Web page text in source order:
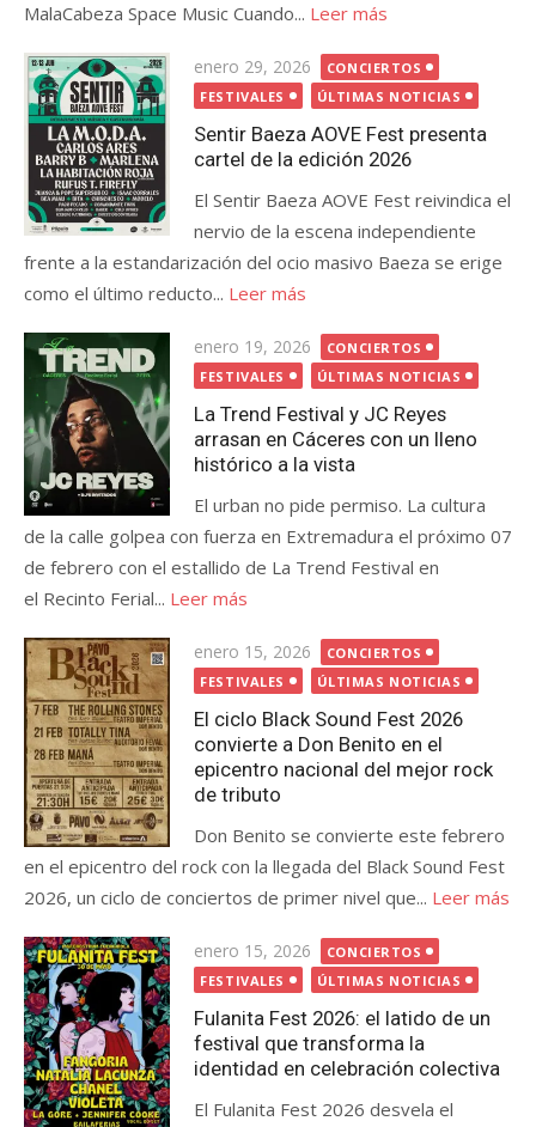
MalaCabeza Space Music Cuando... Leer más
Publicada
el
enero 29, 2026
CONCIERTOS
FESTIVALES
ÚLTIMAS NOTICIAS
Sentir Baeza AOVE Fest presenta
cartel de la edición 2026
El Sentir Baeza AOVE Fest reivindica el
nervio de la escena independiente
frente a la estandarización del ocio masivo Baeza se erige
como el último reducto... Leer más
Publicada
el
enero 19, 2026
CONCIERTOS
FESTIVALES
ÚLTIMAS NOTICIAS
La Trend Festival y JC Reyes
arrasan en Cáceres con un lleno
histórico a la vista
El urban no pide permiso. La cultura
de la calle golpea con fuerza en Extremadura el próximo 07
de febrero con el estallido de La Trend Festival en
el Recinto Ferial... Leer más
Publicada
el
enero 15, 2026
CONCIERTOS
FESTIVALES
ÚLTIMAS NOTICIAS
El ciclo Black Sound Fest 2026
convierte a Don Benito en el
epicentro nacional del mejor rock
de tributo
Don Benito se convierte este febrero
en el epicentro del rock con la llegada del Black Sound Fest
2026, un ciclo de conciertos de primer nivel que... Leer más
Publicada
el
enero 15, 2026
CONCIERTOS
FESTIVALES
ÚLTIMAS NOTICIAS
Fulanita Fest 2026: el latido de un
festival que transforma la
identidad en celebración colectiva
El Fulanita Fest 2026 desvela el